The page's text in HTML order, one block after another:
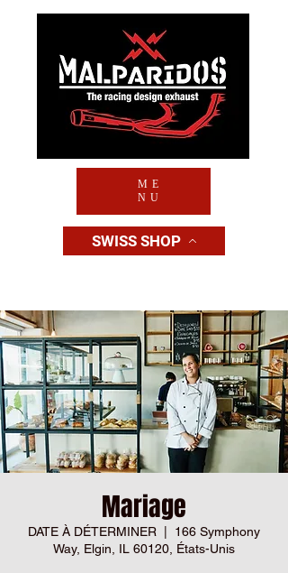
ME
NU
SWISS SHOP
Mariage
DATE À DÉTERMINER
166 Symphony
Way, Elgin, IL 60120, États-Unis